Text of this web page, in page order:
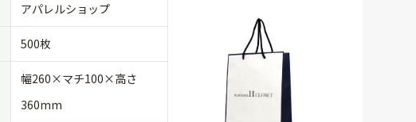
アパレルショップ
500枚
幅260×マチ100×高さ
360mm